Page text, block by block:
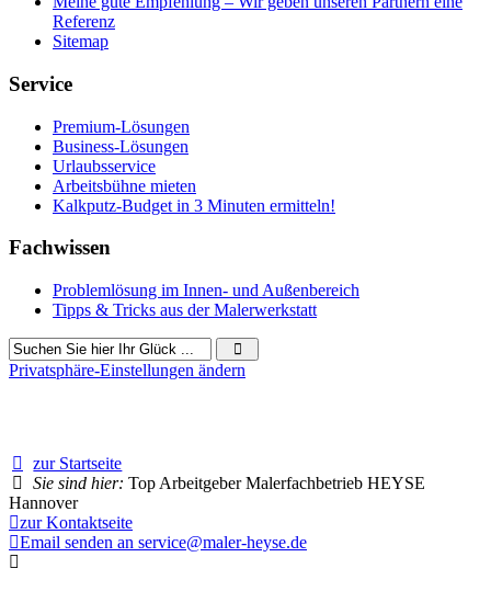
Referenz
Sitemap
Service
Premium-Lösungen
Business-Lösungen
Urlaubsservice
Arbeitsbühne mieten
Kalkputz-Budget in 3 Minuten ermitteln!
Fachwissen
Problemlösung im Innen- und Außenbereich
Tipps & Tricks aus der Malerwerkstatt
Privatsphäre-Einstellungen ändern
zur Startseite
Sie sind hier: Top Arbeitgeber Malerfachbetrieb HEYSE
Hannover
zur Kontaktseite
Email senden an service@maler-heyse.de